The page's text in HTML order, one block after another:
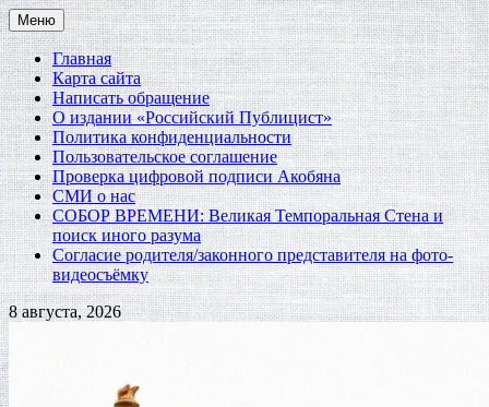
Перейти
к
содержимому
Меню
Главная
Карта сайта
Написать обращение
О издании «Российский Публицист»
Политика конфиденциальности
Пользовательское соглашение
Проверка цифровой подписи Акобяна
СМИ о нас
СОБОР ВРЕМЕНИ: Великая Темпоральная Стена и
поиск иного разума
Согласие родителя/законного представителя на фото-
видеосъёмку
8 августа, 2026